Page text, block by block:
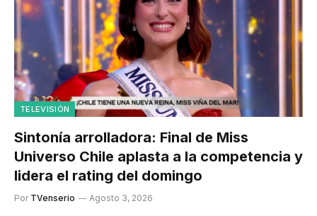
TELEVISIÓN
Sintonía arrolladora: Final de Miss
Universo Chile aplasta a la competencia y
lidera el rating del domingo
Por TVenserio Agosto 3, 2026